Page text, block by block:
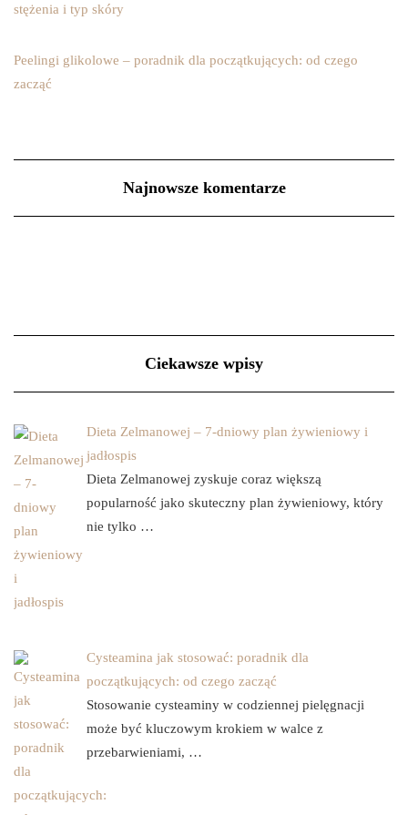
stężenia i typ skóry
Peelingi glikolowe – poradnik dla początkujących: od czego
zacząć
Najnowsze komentarze
Ciekawsze wpisy
Dieta Zelmanowej – 7-dniowy plan żywieniowy i
jadłospis
Dieta Zelmanowej zyskuje coraz większą
popularność jako skuteczny plan żywieniowy, który
nie tylko …
Cysteamina jak stosować: poradnik dla
początkujących: od czego zacząć
Stosowanie cysteaminy w codziennej pielęgnacji
może być kluczowym krokiem w walce z
przebarwieniami, …